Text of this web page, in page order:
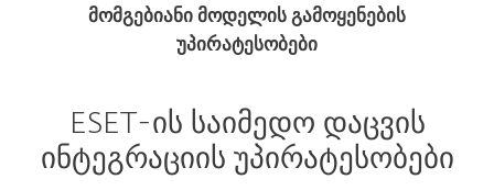
მომგებიანი მოდელის გამოყენების
უპირატესობები
ESET-ის საიმედო დაცვის
ინტეგრაციის უპირატესობები